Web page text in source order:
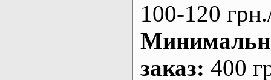
100-120
заказ: 400